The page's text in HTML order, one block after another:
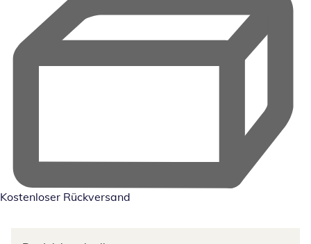
Kostenloser Rückversand